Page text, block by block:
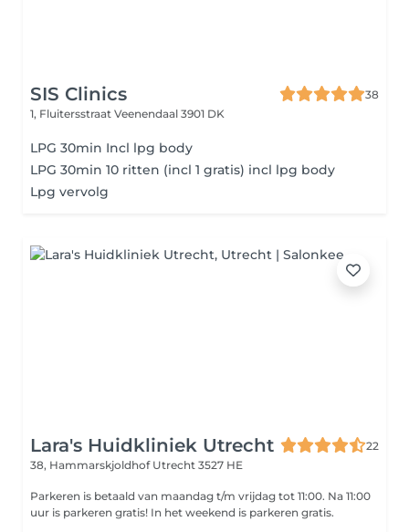
SIS Clinics
38
1, Fluitersstraat Veenendaal 3901 DK
LPG 30min Incl lpg body
LPG 30min 10 ritten (incl 1 gratis) incl lpg body
Lpg vervolg
Lara's Huidkliniek Utrecht
22
38, Hammarskjoldhof Utrecht 3527 HE
Parkeren is betaald van maandag t/m vrijdag tot 11:00. Na 11:00
uur is parkeren gratis! In het weekend is parkeren gratis.